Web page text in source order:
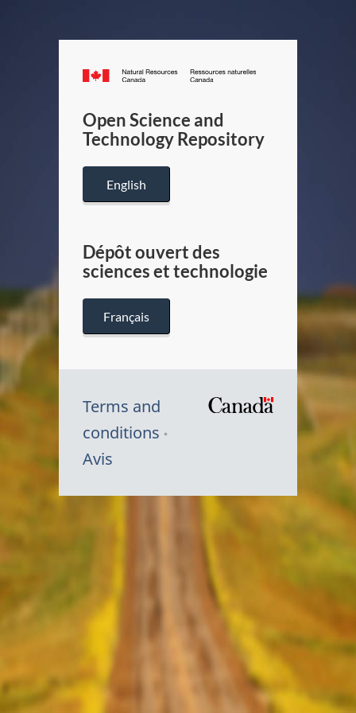
Canada.ca
/
Canada
Open Science and
Technology Repository
English
Dépôt ouvert des
sciences et technologie
Français
Terms and
conditions
Avis
Symbole
Canada